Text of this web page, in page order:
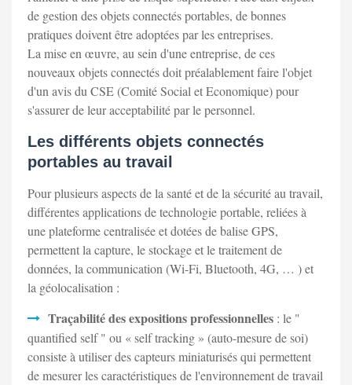
de gestion des objets connectés portables, de bonnes
pratiques doivent être adoptées par les entreprises.
La mise en œuvre, au sein d'une entreprise, de ces
nouveaux objets connectés doit préalablement faire l'objet
d'un avis du CSE (Comité Social et Economique) pour
s'assurer de leur acceptabilité par le personnel.
Les différents objets connectés
portables au travail
Pour plusieurs aspects de la santé et de la sécurité au travail,
différentes applications de technologie portable, reliées à
une plateforme centralisée et dotées de balise GPS,
permettent la capture, le stockage et le traitement de
données, la communication (Wi-Fi, Bluetooth, 4G, … ) et
la géolocalisation :
Traçabilité des expositions professionnelles : le "
quantified self " ou « self tracking » (auto-mesure de soi)
consiste à utiliser des capteurs miniaturisés qui permettent
de mesurer les caractéristiques de l'environnement de travail